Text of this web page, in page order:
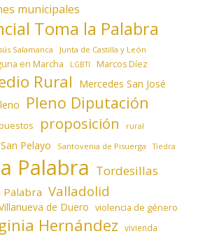
municipales
Toma la Palabra
Salamanca Junta de Castilla y León
en Marcha LGBTI Marcos Díez
Rural Mercedes San José
Pleno Diputación
proposición rural
San Pelayo Santovenia de Pisuerga Tiedra
Palabra Tordesillas
Valladolid
de Duero violencia de género
Hernández vivienda